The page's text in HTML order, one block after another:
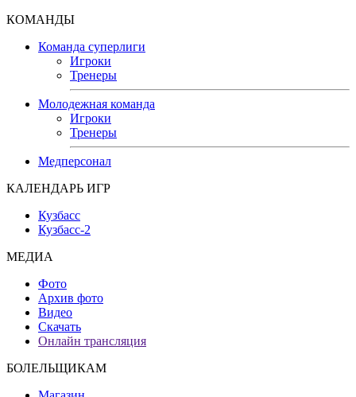
КОМАНДЫ
Команда суперлиги
Игроки
Тренеры
Молодежная команда
Игроки
Тренеры
Медперсонал
КАЛЕНДАРЬ ИГР
Кузбасс
Кузбасс-2
МЕДИА
Фото
Архив фото
Видео
Скачать
Онлайн трансляция
БОЛЕЛЬЩИКАМ